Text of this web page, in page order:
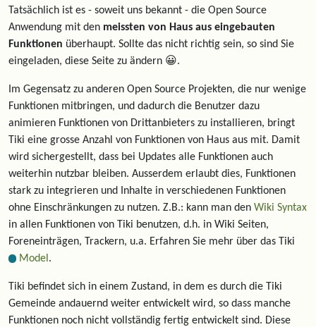
Tatsächlich ist es - soweit uns bekannt - die Open Source
Anwendung mit den meissten von Haus aus eingebauten
Funktionen überhaupt. Sollte das nicht richtig sein, so sind Sie
eingeladen, diese Seite zu ändern 😀.
Im Gegensatz zu anderen Open Source Projekten, die nur wenige
Funktionen mitbringen, und dadurch die Benutzer dazu
animieren Funktionen von Drittanbieters zu installieren, bringt
Tiki eine grosse Anzahl von Funktionen von Haus aus mit. Damit
wird sichergestellt, dass bei Updates alle Funktionen auch
weiterhin nutzbar bleiben. Ausserdem erlaubt dies, Funktionen
stark zu integrieren und Inhalte in verschiedenen Funktionen
ohne Einschränkungen zu nutzen. Z.B.: kann man den Wiki Syntax
in allen Funktionen von Tiki benutzen, d.h. in Wiki Seiten,
Foreneinträgen, Trackern, u.a. Erfahren Sie mehr über das Tiki
Model .
Tiki befindet sich in einem Zustand, in dem es durch die Tiki
Gemeinde andauernd weiter entwickelt wird, so dass manche
Funktionen noch nicht vollständig fertig entwickelt sind. Diese